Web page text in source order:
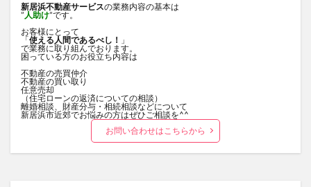
新居浜不動産サービスの業務内容の基本は
” 人助け”です。
お客様にとって
「使える人間であるべし！ 」
で業務に取り組んでおります。
困っている方のお役立ち内容は
不動産の売買仲介
不動産の買い取り
任意売却
（住宅ローンの返済についての相談）
離婚相談、財産分与・相続相談などについて
新居浜市近郊でお悩みの方はぜひご相談を^^
お問い合わせはこちらから